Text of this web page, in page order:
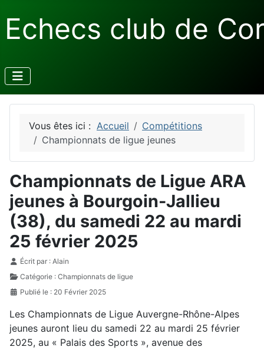
Echecs club de
Vous êtes ici : Accueil
Compétitions
Championnats de ligue jeunes
Championnats de Ligue ARA
jeunes à Bourgoin-Jallieu
(38), du samedi 22 au mardi
25 février 2025
Détails
Écrit par : Alain
Catégorie : Championnats de ligue
Publié le : 20 Février 2025
Les Championnats de Ligue Auvergne-Rhône-Alpes
jeunes auront lieu du samedi 22 au mardi 25 février
2025, au « Palais des Sports », avenue des